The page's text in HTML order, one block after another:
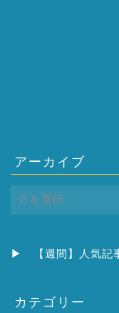
アーカイブ
ー
ブ
▶ 【週間】人気
カテゴリー